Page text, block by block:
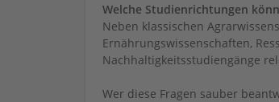
Welche Studienrichtungen
Neben klassischen
Ernährungswissenschaften,
Nachhaltigkeitsstudiengänge
Wer diese Fragen sauber